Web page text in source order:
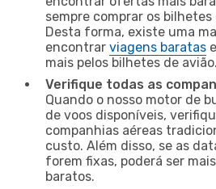
sempre comprar os
Desta forma, existe uma
encontrar viagens baratas
mais pelos bilhetes de avião.
Verifique todas as
Quando o nosso motor de
de voos disponíveis,
companhias aéreas
custo. Além disso, se as
forem fixas, poderá ser
baratos.